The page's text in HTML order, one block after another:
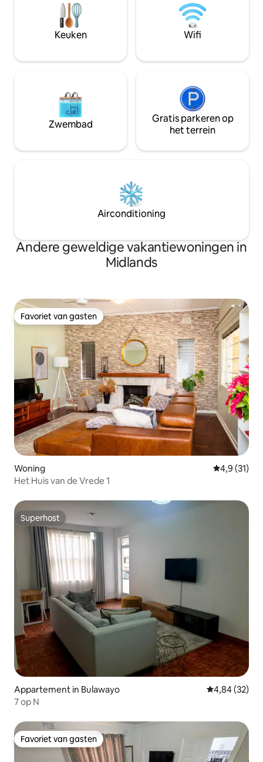
Activiteitenruimte ✅ Keuken ✅
Familiekamer ✅ Eetkamer Garage
voor✅ twee auto's Bezetting: Maximaal
10 gasten (voor extra gasten kunnen
gebracht). Neem contact op voor
voor uitjes.
korte loopafstand
een rustige
Keuken Wifi
Zwembad
Gratis parkeren op
het terrein
Airconditioning
Andere geweldige vakantiewoningen in
Midlands
Favoriet van gasten
Favoriet van gasten
Woning
4,9 (31)
Het Huis van de Vrede 1
Superhost
Superhost
Appartement in Bulawayo Gemiddelde
4,84 (32)
7 op N
Favoriet van gasten
Favoriet van gasten